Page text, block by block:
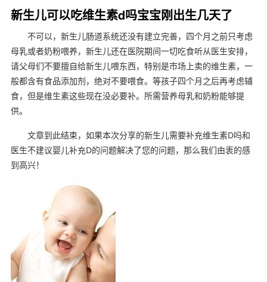
新生儿可以吃维生素d吗宝宝刚出生几天了
不可以，新生儿肠道系统还没有建立完善，四个月之前只考虑
母乳或者奶粉喂养，新生儿还在医院期间一切吃食听从医生安排，
请父母们不要擅自给新生儿喂东西，特别是市场上卖的维生素，一
般都含有食品添加剂，绝对不要喂食。等孩子四个月之后再考虑辅
食，但是维生素这些现在没必要补。所需营养母乳和奶粉能够提
供。
文章到此结束，如果本次分享的新生儿需要补充维生素D吗和
医生不建议婴儿补充D的问题解决了您的问题，那么我们由衷的感
到高兴！